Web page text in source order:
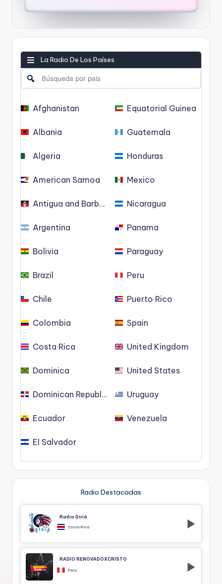
La Radio De Los Países
Afghanistan
Albania
Algeria
American Samoa
Antigua and Barbuda
Argentina
Bolivia
Brazil
Chile
Colombia
Costa Rica
Dominica
Dominican Republic
Ecuador
El Salvador
Equatorial Guinea
Guatemala
Honduras
Mexico
Nicaragua
Panama
Paraguay
Peru
Puerto Rico
Spain
United Kingdom
United States
Uruguay
Venezuela
Radio Destacadas
Radio Diriá
Costa Rica
RADIO RENOVADOXCRISTO
Peru